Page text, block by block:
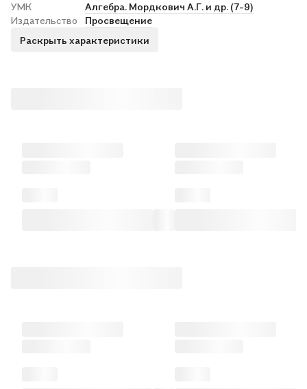
УМК
Алгебра. Мордкович А.Г. и др. (7-9)
Издательство
Просвещение
Раскрыть характеристики